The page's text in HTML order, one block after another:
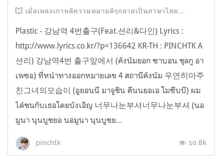
เมื่อเพลงเกาหลีความหมายดีๆกลายเป็นภาษาไทย....
Plastic - 강남역 4번출구(Feat.션리&다인) Lyrics :
http://www.lyrics.co.kr/?p=136642 KR-TH : PINCHTK A
션리) 강남역4번 출구앞에서 (คังนัมยอก ซาบอน ชุลกู อา
เพซอ) ที่หน้าทางออกหมายเลข 4 สถานีคังนัม 우연히마주
친그녀의모습이 (อูยอนนี มาจูชิน คึนนยอเอ โมซึบบี) ผม
ได้ชนกับเธอโดยบังเอิญ 너무나눈부셔너무나눈부셔 (นอ
มูนา นุนบูชยอ นอมูนา นุนบูชย...
pinchtk 10.8k